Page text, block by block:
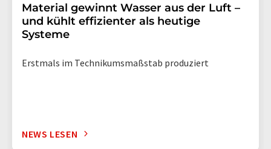
Material gewinnt Wasser aus der Luft –
und kühlt effizienter als heutige
Systeme
Erstmals im Technikumsmaßstab produziert
NEWS LESEN